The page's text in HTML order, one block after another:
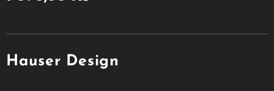
Hauser Design